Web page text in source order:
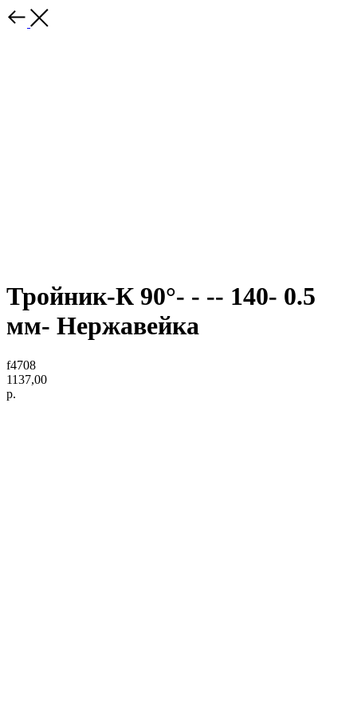
Тройник-К 90°- - -- 140- 0.5
мм- Нержавейка
f4708
1137,00
р.